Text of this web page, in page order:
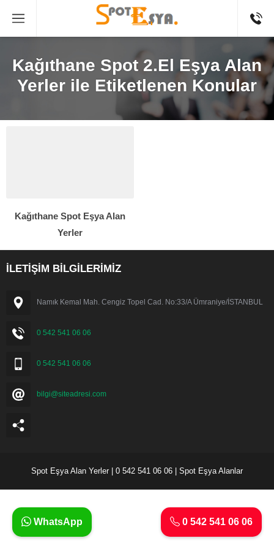
Kağıthane Spot 2.El Eşya Alan
Yerler ile Etiketlenen Konular
Kağıthane Spot Eşya Alan
Yerler
İLETİŞİM BİLGİLERİMİZ
Namık Kemal Mah. Cengiz Topel Cad. No:33/A Ümraniye/İSTANBUL
0 542 541 06 06
0 542 541 06 06
bilgi@siteadresi.com
Spot Eşya Alan Yerler | 0 542 541 06 06 | Spot Eşya Alanlar
0 542 541 06 06
WhatsApp